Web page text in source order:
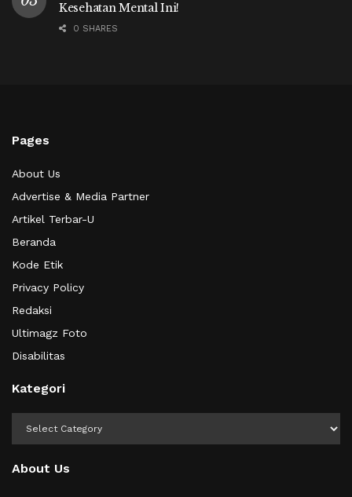
Kesehatan Mental Ini!
0 SHARES
Pages
About Us
Advertise & Media Partner
Artikel Terbar-U
Beranda
Kode Etik
Privacy Policy
Redaksi
Ultimagz Foto
Disabilitas
Kategori
About Us